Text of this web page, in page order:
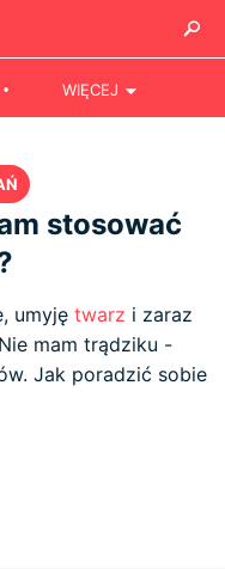
WIĘCEJ
stosować
umyję twarz i zaraz
mam trądziku -
Jak poradzić sobie